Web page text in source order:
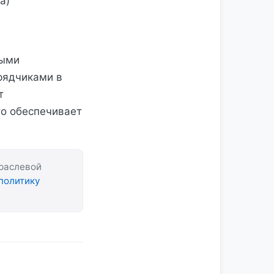
в
обеспечивает